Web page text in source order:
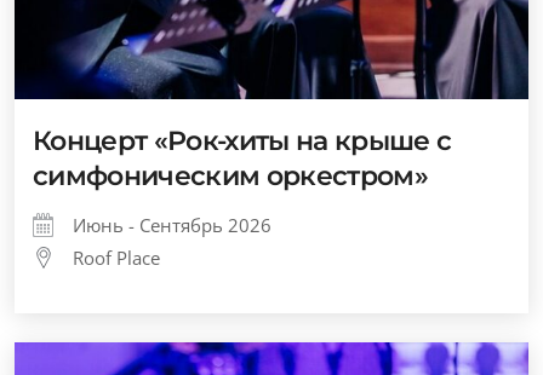
Концерт «Рок-хиты на крыше с
симфоническим оркестром»
Июнь - Сентябрь 2026
Roof Place